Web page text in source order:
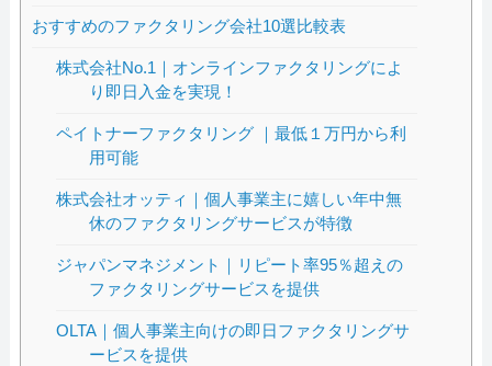
おすすめのファクタリング会社10選比較表
株式会社No.1｜オンラインファクタリングによ
り即日入金を実現！
ペイトナーファクタリング ｜最低１万円から利
用可能
株式会社オッティ｜個人事業主に嬉しい年中無
休のファクタリングサービスが特徴
ジャパンマネジメント｜リピート率95％超えの
ファクタリングサービスを提供
OLTA｜個人事業主向けの即日ファクタリングサ
ービスを提供